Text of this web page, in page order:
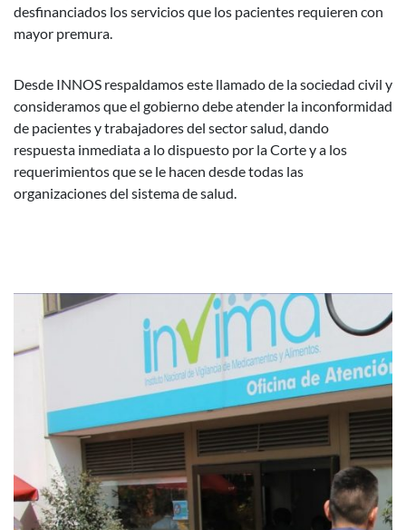
desfinanciados los servicios que los pacientes requieren con
mayor premura.
Desde INNOS respaldamos este llamado de la sociedad civil y
consideramos que el gobierno debe atender la inconformidad
de pacientes y trabajadores del sector salud, dando
respuesta inmediata a lo dispuesto por la Corte y a los
requerimientos que se le hacen desde todas las
organizaciones del sistema de salud.